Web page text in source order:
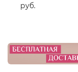
руб.